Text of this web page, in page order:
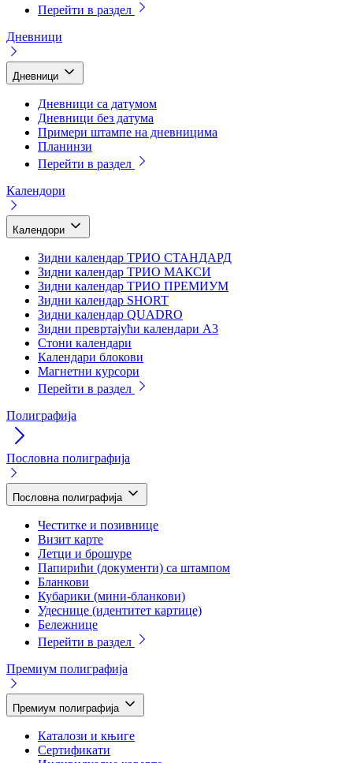
Перейти в раздел
Дневници
Дневници
Дневници са датумом
Дневници без датума
Примери штампе на дневницима
Планинзи
Перейти в раздел
Календори
Календори
Зидни календар ТРИО СТАНДАРД
Зидни календар ТРИО МАКСИ
Зидни календар ТРИО ПРЕМИУМ
Зидни календар SHORT
Зидни календар QUADRO
Зидни превртајући календари А3
Стони календари
Календари блокови
Магнетни курсори
Перейти в раздел
Полиграфија
Пословна полиграфија
Пословна полиграфија
Честитке и позивнице
Визит карте
Летци и брошуре
Папирићи (документи) са штампом
Бланкови
Кубарики (мини-бланкови)
Удеснице (идентитет картице)
Бележнице
Перейти в раздел
Премиум полиграфија
Премиум полиграфија
Каталози и књиге
Сертификати